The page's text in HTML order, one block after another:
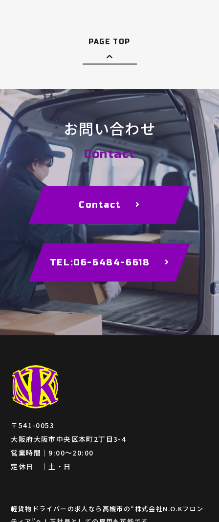
PAGE TOP
お問い合わせ
Contact
Contact
TEL:06-6484-6618
〒541-0053
大阪府大阪市中央区本町2丁目3-4
営業時間｜9:00～20:00
定休日 ｜土・日
軽貨物ドライバーの求人なら高槻市の“株式会社N.O.Kフロン